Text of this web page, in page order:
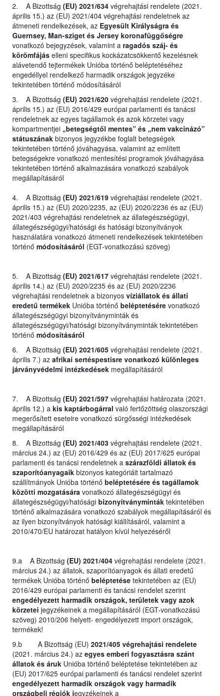
2. A Bizottság (EU) 2021/634 végrehajtási rendelete (2021.
április 15.) az (EU) 2021/404 végrehajtási rendeletnek az
átmeneti rendelkezések, az Egyesült Királyságra és
Guernsey, Man-sziget és Jersey koronafüggőségre
vonatkozó bejegyzések, valamint a ragadós száj- és
körömfájás elleni specifikus kockázatcsökkentő kezelésnek
alávetendő tejtermékek Unióba történő beléptetéséhez
engedéllyel rendelkező harmadik országok jegyzéke
tekintetében történő módosításáról
3. A Bizottság (EU) 2021/620 végrehajtási rendelete (2021.
április 15.) az (EU) 2016/429 európai parlamenti és tanácsi
rendeletnek az egyes tagállamok és azok körzetei vagy
kompartmentjei „betegségtől mentes” és „nem vakcinázó”
státuszának bizonyos jegyzékbe foglalt betegségek
tekintetében történő jóváhagyása, valamint az említett
betegségekre vonatkozó mentesítési programok jóváhagyása
tekintetében történő alkalmazására vonatkozó szabályok
megállapításáról
4. A Bizottság (EU) 2021/619 végrehajtási rendelete (2021.
április 15.) az (EU) 2020/2235, az (EU) 2020/2236 és az (EU)
2021/403 végrehajtási rendeletnek az állategészségügyi,
állategészségügyi/hatósági és hatósági bizonyítványok
használatára vonatkozó átmeneti rendelkezések tekintetében
történő módosításáról (EGT-vonatkozású szöveg)
5. A Bizottság (EU) 2021/617 végrehajtási rendelete (2021.
április 14.) az (EU) 2020/2235 és az (EU) 2020/2236
végrehajtási rendeletnek a bizonyos víziállatok és állati
eredetű termékek Unióba történő beléptetésére vonatkozó
állategészségügyi bizonyítványminták és
állategészségügyi/hatósági bizonyítványminták tekintetében
történő módosításáról
6. A Bizottság (EU) 2021/605 végrehajtási rendelete (2021.
április 7.) az afrikai sertéspestisre vonatkozó különleges
járványvédelmi intézkedések megállapításáról
7. A Bizottság (EU) 2021/597 végrehajtási határozata (2021.
április 12.) a kis kaptárbogárral való fertőzöttség olaszországi
megerősített eseteire vonatkozó sürgősségi intézkedések
megállapításáról
8. A Bizottság (EU) 2021/403 végrehajtási rendelete (2021.
március 24.) az (EU) 2016/429 és az (EU) 2017/625 európai
parlamenti és tanácsi rendeletnek a szárazföldi állatok és
szaporítóanyagaik bizonyos kategóriáit tartalmazó
szállítmányok Unióba történő beléptetésére és tagállamok
közötti mozgatására vonatkozó állategészségügyi és
állategészségügyi/hatósági bizonyítványminták tekintetében
történő alkalmazására vonatkozó szabályok megállapításáról és
az ilyen bizonyítványok hatósági kiállításáról, valamint a
2010/470/EU határozat hatályon kívül helyezéséről
9.a A Bizottság (EU) 2021/404 végrehajtási rendelete (2021.
március 24.) az állatok, szaporítóanyagok és állati eredetű
termékek Unióba történő beléptetése tekintetében az (EU)
2016/429 európai parlamenti és tanácsi rendelet szerint
engedélyezett harmadik országok, területek vagy azok
körzetei jegyzékeinek a megállapításáról (EGT-vonatkozású
szöveg) 2010/206 helyett- engedélyezett import országok,
termékek!
9.b A Bizottság (EU) 2021/405 végrehajtási rendelete
(2021. március 24.) az egyes emberi fogyasztásra szánt
állatok és áruk Unióba történő beléptetése tekintetében az
(EU) 2017/625 európai parlamenti és tanácsi rendelet szerint
engedélyezett harmadik országok vagy harmadik
országbeli régiók jegyzékeinek a